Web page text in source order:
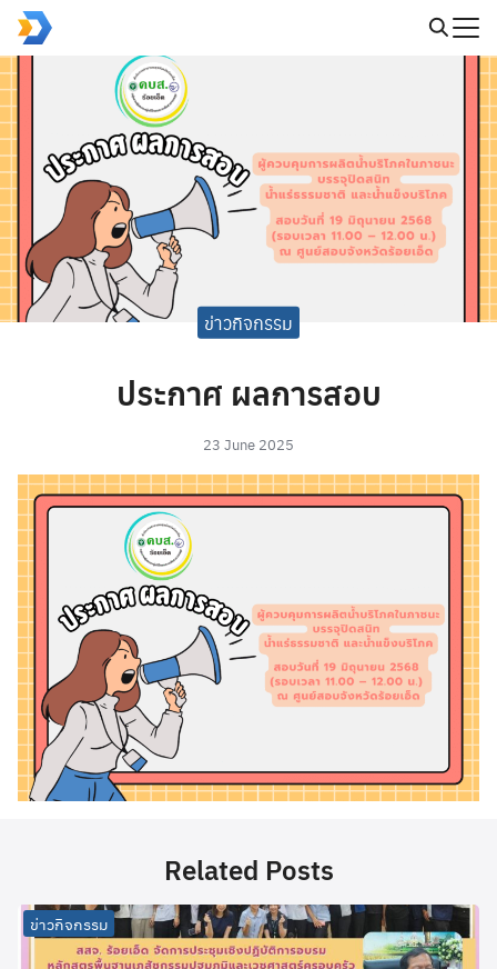
Skip
content
Search
for:
ข่าวกิจกรรม
ประกาศ ผลการสอบ
23 June 2025
Related Posts
ข่าวกิจกรรม